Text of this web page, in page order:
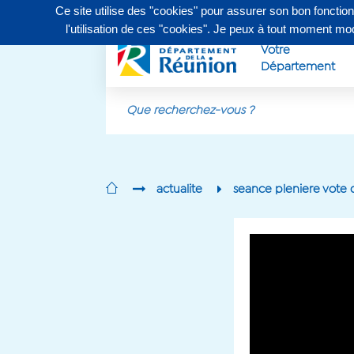
Contactez-nous au 0262 90 30 30, du lundi au
Votre
Département
actualite seance pleniere vote
Ce site utilise des "cookies" pour assurer son bon
l'utilisation de ces "cookies". Je peux à tout moment